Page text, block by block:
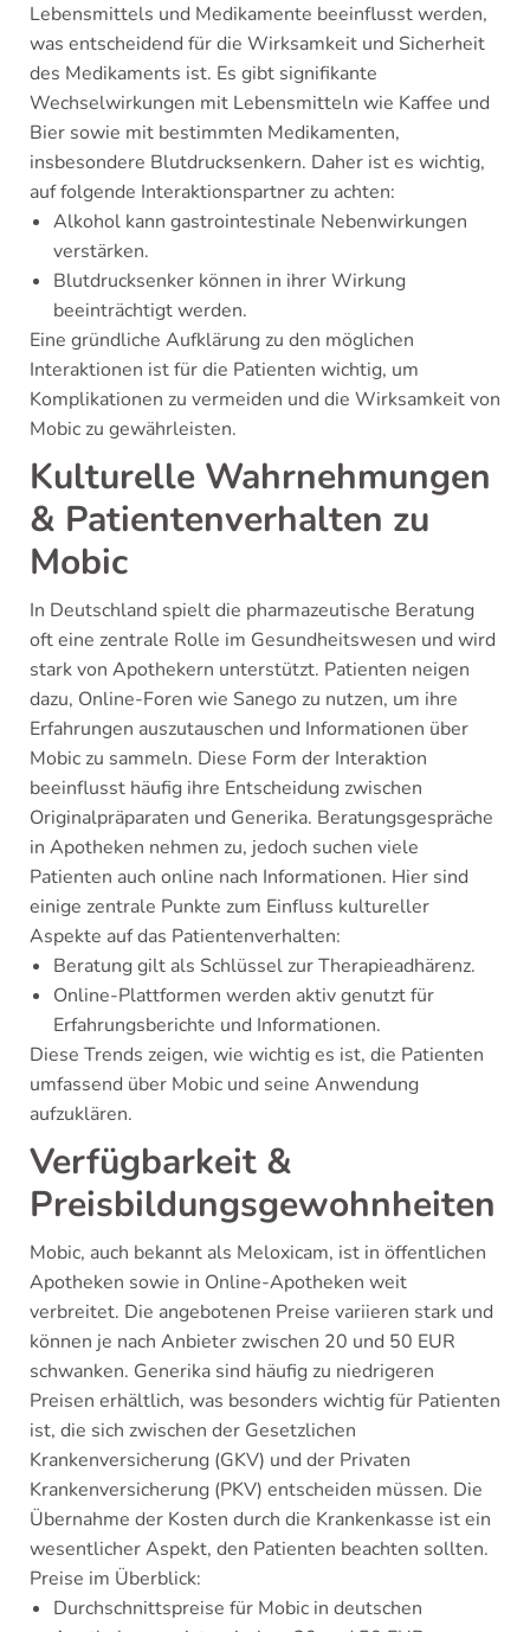
Lebensmittels und Medikamente beeinflusst werden,
was entscheidend für die Wirksamkeit und Sicherheit
des Medikaments ist. Es gibt signifikante
Wechselwirkungen mit Lebensmitteln wie Kaffee und
Bier sowie mit bestimmten Medikamenten,
insbesondere Blutdrucksenkern. Daher ist es wichtig,
auf folgende Interaktionspartner zu achten:
Alkohol kann gastrointestinale Nebenwirkungen
verstärken.
Blutdrucksenker können in ihrer Wirkung
beeinträchtigt werden.
Eine gründliche Aufklärung zu den möglichen
Interaktionen ist für die Patienten wichtig, um
Komplikationen zu vermeiden und die Wirksamkeit von
Mobic zu gewährleisten.
Kulturelle Wahrnehmungen
& Patientenverhalten zu
Mobic
In Deutschland spielt die pharmazeutische Beratung
oft eine zentrale Rolle im Gesundheitswesen und wird
stark von Apothekern unterstützt. Patienten neigen
dazu, Online-Foren wie Sanego zu nutzen, um ihre
Erfahrungen auszutauschen und Informationen über
Mobic zu sammeln. Diese Form der Interaktion
beeinflusst häufig ihre Entscheidung zwischen
Originalpräparaten und Generika. Beratungsgespräche
in Apotheken nehmen zu, jedoch suchen viele
Patienten auch online nach Informationen. Hier sind
einige zentrale Punkte zum Einfluss kultureller
Aspekte auf das Patientenverhalten:
Beratung gilt als Schlüssel zur Therapieadhärenz.
Online-Plattformen werden aktiv genutzt für
Erfahrungsberichte und Informationen.
Diese Trends zeigen, wie wichtig es ist, die Patienten
umfassend über Mobic und seine Anwendung
aufzuklären.
Verfügbarkeit &
Preisbildungsgewohnheiten
Mobic, auch bekannt als Meloxicam, ist in öffentlichen
Apotheken sowie in Online-Apotheken weit
verbreitet. Die angebotenen Preise variieren stark und
können je nach Anbieter zwischen 20 und 50 EUR
schwanken. Generika sind häufig zu niedrigeren
Preisen erhältlich, was besonders wichtig für Patienten
ist, die sich zwischen der Gesetzlichen
Krankenversicherung (GKV) und der Privaten
Krankenversicherung (PKV) entscheiden müssen. Die
Übernahme der Kosten durch die Krankenkasse ist ein
wesentlicher Aspekt, den Patienten beachten sollten.
Preise im Überblick:
Durchschnittspreise für Mobic in deutschen